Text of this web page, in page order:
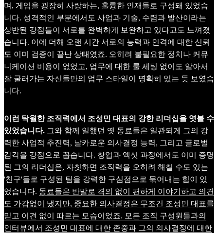
며, 게임을 굉장히 사랑하는, 훌륭한 인재들로 구성돼 있었습
니다. 성격적인 부분에서도 사업과 기술, 수렴과 발산이라는
상반된 강점들이 서로를 완벽하게 보완하고 있다고도 느껴졌
습니다. 이에 더해 오랜 시간 서로의 능력과 인격에 대한 신뢰
도 이미 검증이 끝난 상태였죠. 오히려 불필요한 정치나 커뮤
니케이션 비용이 없었고, 업무에 대한 룰 세팅 없이도 알아서
잘 굴러가는 자신들만의 업무 스타일이 명확히 있는 듯 보였습
니다.
이런 탁월한 조직력에서 조성민 대표의 강한 리더십을 엿볼 수
있었습니다. 그와 함께 일했던 옛 동료들은 일관되게 그의 강
력한 사업적 추진력, 날카로운 의사결정 능력, 그리고 글로벌
감각을 강점으로 꼽습니다. 창업과 엑싯 과정에서도 이미 증명
된 그의 리더십은, 자칫하면 조직력을 오히려 해칠 수도 있는
'친구'들로 구성된 팀을 강력한 구심점으로 묶어내는 힘이 있
었습니다. 동료들은 반말로 격의 없이 편하게 이야기하고 의견
도 가감없이 냈지만, 중요한 의사결정은 무조건 조성민 대표를
믿고 이견 없이 따르는 모습이었죠. 모든 조직 구성원들과의
인터뷰에서 조성민 대표에 대한 존중과 그의 의사결정에 대한